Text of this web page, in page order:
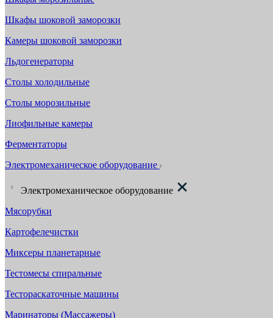
Шкафы шоковой заморозки
Камеры шоковой заморозки
Льдогенераторы
Столы холодильные
Столы морозильные
Лиофильные камеры
Ферментаторы
Электромеханическое оборудование
Электромеханическое оборудование
Мясорубки
Картофелечистки
Миксеры планетарные
Тестомесы спиральные
Тестораскаточные машины
Маринаторы (Массажеры)